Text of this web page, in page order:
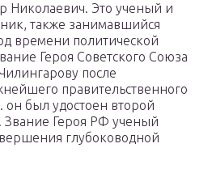
Николаевич. Это ученый и
также занимавшийся
времени политической
Героя Советского Союза
после
правительственного
он был удостоен второй
Героя РФ ученый
глубоководной